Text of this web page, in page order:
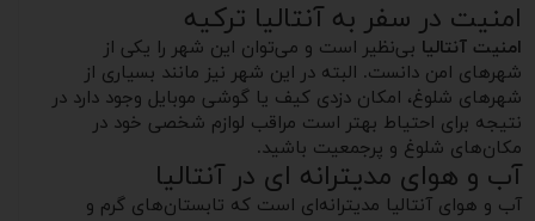
امنیت در سفر به آنتالیا ترکیه
امنیت آنتالیا بی‌نظیر است و می‌توان این شهر را یکی از
شهرهای امن دانست. البته در این شهر نیز مانند بسیاری از
شهرهای شلوغ، امکان دزدی کیف یا گوشی موبایل وجود دارد در
نتیجه برای احتیاط بهتر است مراقب لوازم شخصی خود در
مکان‌های شلوغ و پرجمعیت باشید.
آب و هوای مدیترانه ای در آنتالیا
آب و هوای آنتالیا مدیترانه‌ای است که تابستان‌های گرم و